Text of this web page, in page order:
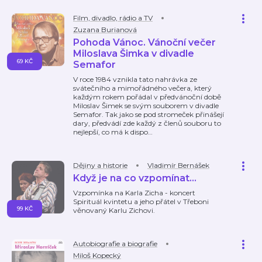
Film, divadlo, rádio a TV
Zuzana Burianová
Pohoda Vánoc. Vánoční večer
Miloslava Šimka v divadle
Semafor
V roce 1984 vznikla tato nahrávka ze
svátečního a mimořádného večera, který
každým rokem pořádal v předvánoční době
Miloslav Šimek se svým souborem v divadle
Semafor. Tak jako se pod stromeček přinášejí
dary, předvádí zde každý z členů souboru to
nejlepší, co má k dispo…
69 KČ
Dějiny a historie Vladimír Bernášek
Když je na co vzpomínat...
Vzpomínka na Karla Zicha - koncert
Spirituál kvintetu a jeho přátel v Třeboni
věnovaný Karlu Zichovi.
99 KČ
Autobiografie a biografie
Miloš Kopecký